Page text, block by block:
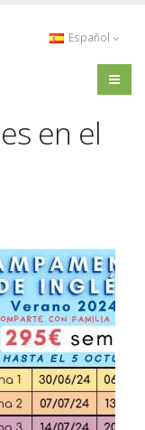
Español
en el